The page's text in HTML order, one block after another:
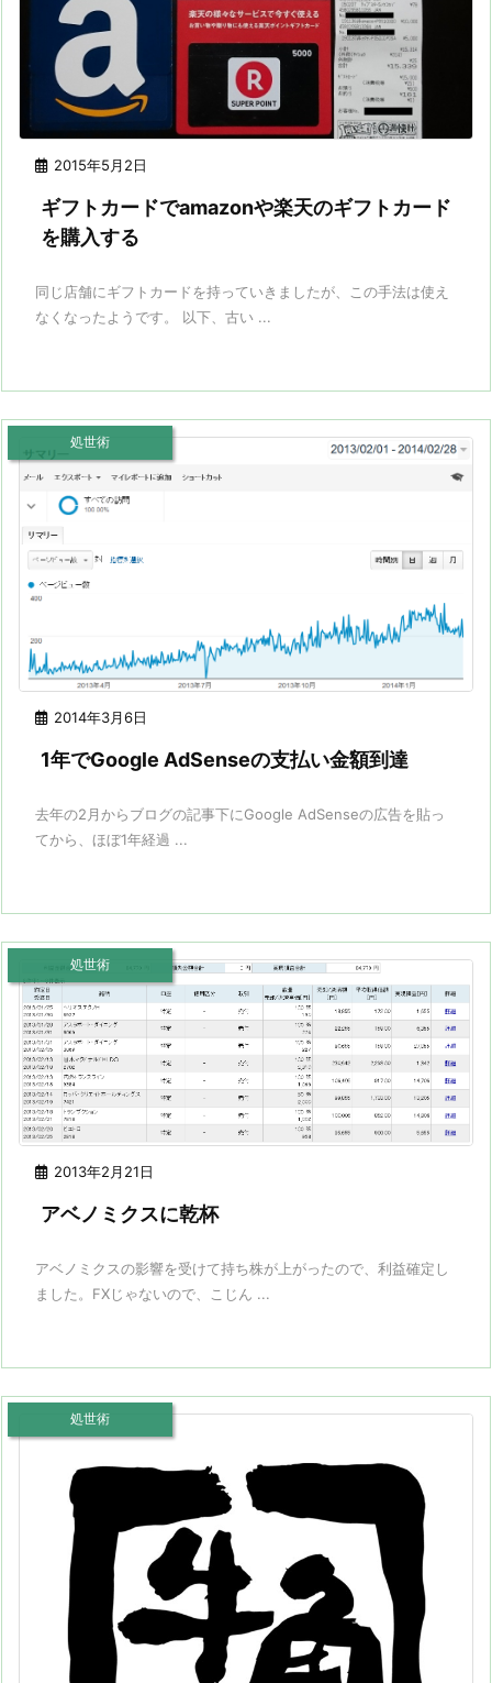
2015年5月2日
ギフトカードでamazonや楽天のギフトカード
を購入する
同じ店舗にギフトカードを持っていきましたが、この手法は使え
なくなったようです。 以下、古い ...
2014年3月6日
処世術
1年でGoogle AdSenseの支払い金額到達
去年の2月からブログの記事下にGoogle AdSenseの広告を貼っ
てから、ほぼ1年経過 ...
2013年2月21日
処世術
アベノミクスに乾杯
アベノミクスの影響を受けて持ち株が上がったので、利益確定し
ました。FXじゃないので、こじん ...
処世術